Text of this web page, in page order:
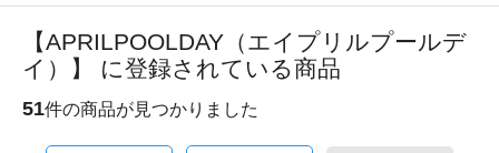
【APRILPOOLDAY（エイプリルプールデ
イ）】 に登録されている商品
51件の商品が見つかりました